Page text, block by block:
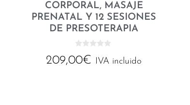
CORPORAL, MASAJE
PRENATAL Y 12 SESIONES
DE PRESOTERAPIA
d
209,00€ IVA incluido